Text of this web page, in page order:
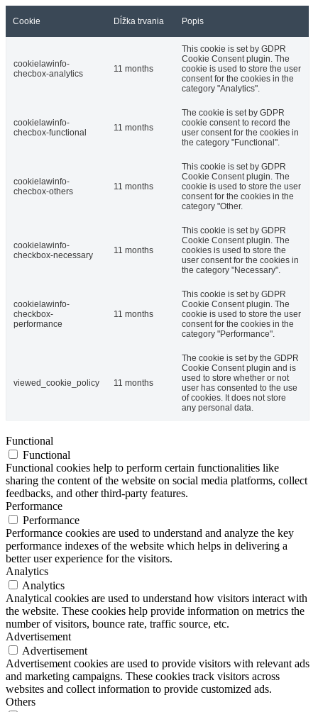
Cookie Dĺžka trvania Popis
cookielawinfo-
checbox-analytics
11 months
This cookie is set by GDPR
Cookie Consent plugin. The
cookie is used to store the user
consent for the cookies in the
category "Analytics".
cookielawinfo-
checbox-functional
11 months
The cookie is set by GDPR
cookie consent to record the
user consent for the cookies in
the category "Functional".
cookielawinfo-
checbox-others
11 months
This cookie is set by GDPR
Cookie Consent plugin. The
cookie is used to store the user
consent for the cookies in the
category "Other.
cookielawinfo-
checkbox-necessary
11 months
This cookie is set by GDPR
Cookie Consent plugin. The
cookies is used to store the
user consent for the cookies in
the category "Necessary".
cookielawinfo-
checkbox-
performance
11 months
This cookie is set by GDPR
Cookie Consent plugin. The
cookie is used to store the user
consent for the cookies in the
category "Performance".
viewed_cookie_policy 11 months
The cookie is set by the GDPR
Cookie Consent plugin and is
used to store whether or not
user has consented to the use
of cookies. It does not store
any personal data.
Functional
Functional
Functional cookies help to perform certain functionalities like
sharing the content of the website on social media platforms, collect
feedbacks, and other third-party features.
Performance
Performance
Performance cookies are used to understand and analyze the key
performance indexes of the website which helps in delivering a
better user experience for the visitors.
Analytics
Analytics
Analytical cookies are used to understand how visitors interact with
the website. These cookies help provide information on metrics the
number of visitors, bounce rate, traffic source, etc.
Advertisement
Advertisement
Advertisement cookies are used to provide visitors with relevant ads
and marketing campaigns. These cookies track visitors across
websites and collect information to provide customized ads.
Others